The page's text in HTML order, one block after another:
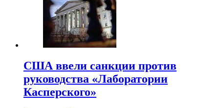
США ввели санкции против
руководства «Лаборатории
Касперского»